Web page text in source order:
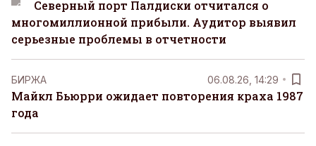
Северный порт Палдиски отчитался о
многомиллионной прибыли. Аудитор выявил
серьезные проблемы в отчетности
БИРЖА 06.08.26, 14:29
Майкл Бьюрри ожидает повторения краха 1987
года